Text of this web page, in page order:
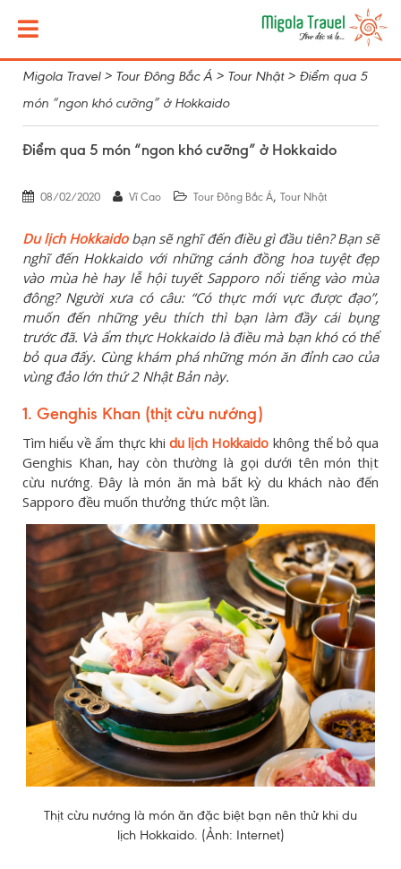
Migola Travel> Tour Đông Bắc Á > Tour Nhật> Điểm qua 5
món “ngon khó cưỡng” ở Hokkaido
Điểm qua 5 món “ngon khó cưỡng” ở Hokkaido
08/02/2020 Vĩ Cao Tour Đông Bắc Á, Tour Nhật
Du lịch Hokkaidobạn sẽ nghĩ đến điều gì đầu tiên? Bạn sẽ
nghĩ đến Hokkaido với những cánh đồng hoa tuyệt đẹp
vào mùa hè hay lễ hội tuyết Sapporo nổi tiếng vào mùa
đông? Người xưa có câu: “Có thực mới vực được đạo”,
muốn đến những yêu thích thì bạn làm đầy cái bụng
trước đã. Và ẩm thực Hokkaido là điều mà bạn khó có thể
bỏ qua đấy. Cùng khám phá những món ăn đỉnh cao của
vùng đảo lớn thứ 2 Nhật Bản này.
1. Genghis Khan (thịt cừu nướng)
Tìm hiểu về ẩm thực khi du lịch Hokkaido không thể bỏ qua
Genghis Khan, hay còn thường là gọi dưới tên món thịt
cừu nướng. Đây là món ăn mà bất kỳ du khách nào đến
Sapporo đều muốn thưởng thức một lần.
Thịt cừu nướng là món ăn đặc biệt bạn nên thử khi du
lịch Hokkaido. (Ảnh: Internet)